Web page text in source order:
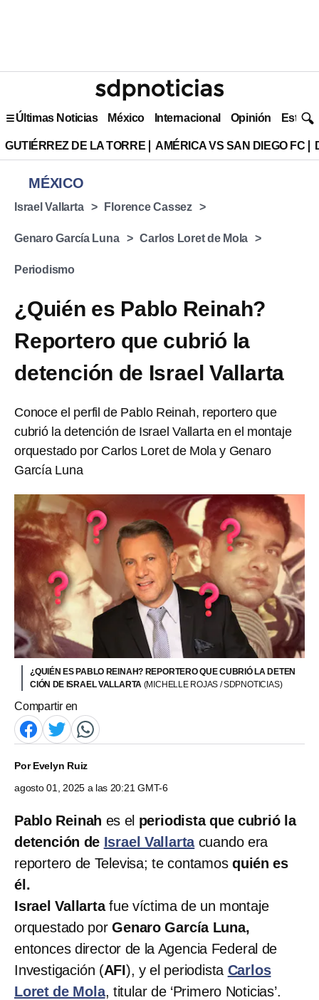
Últimas Noticias México Internacional Opinión Estilo
GUTIÉRREZ DE LA TORRE AMÉRICA VS SAN DIEGO FC
MÉXICO
Israel Vallarta Florence Cassez
Genaro García Luna Carlos Loret de Mola
Periodismo
¿Quién es Pablo Reinah?
Reportero que cubrió la
detención de Israel Vallarta
Conoce el perfil de Pablo Reinah, reportero que
cubrió la detención de Israel Vallarta en el montaje
orquestado por Carlos Loret de Mola y Genaro
García Luna
¿QUIÉN ES PABLO REINAH? REPORTERO QUE CUBRIÓ LA DETEN
CIÓN DE ISRAEL VALLARTA (MICHELLE ROJAS / SDPNOTICIAS)
Compartir en
PorEvelyn Ruiz
agosto 01, 2025 a las 20:21 GMT-6
Pablo Reinah es el periodista que cubrió la
detención de Israel Vallartacuando era
reportero de Televisa; te contamos quién es
él.
Israel Vallartafue víctima de un montaje
orquestado porGenaro García Luna,
entonces director de la Agencia Federal de
Investigación (AFI), y el periodista Carlos
Loret de Mola, titular de ‘Primero Noticias’.